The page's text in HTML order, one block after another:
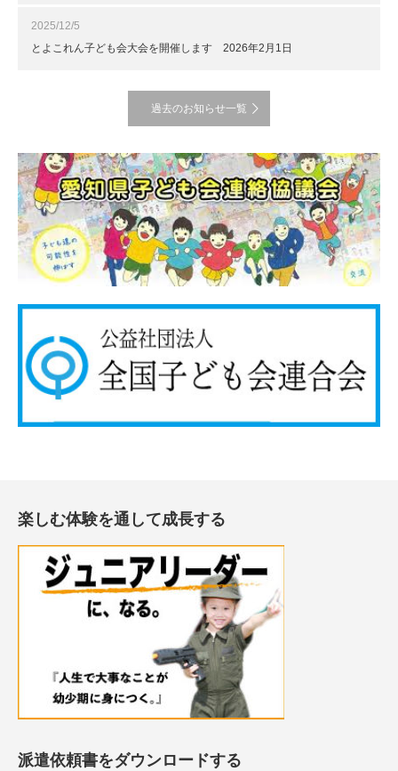
2025/12/5
とよこれん子ども会大会を開催します 2026年2月1日
過去のお知らせ一覧
楽しむ体験を通して成長する
派遣依頼書をダウンロードする